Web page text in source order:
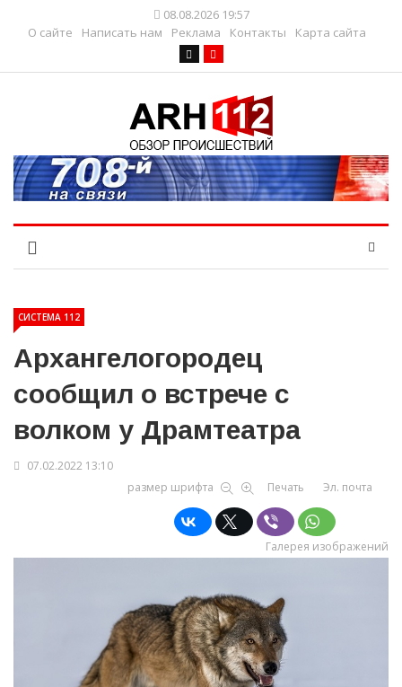
08.08.2026 19:57
О сайте
Написать нам Реклама Контакты Карта сайта
СИСТЕМА 112
Архангелогородец
сообщил о встрече с
волком у Драмтеатра
07.02.2022 13:10
размер шрифта
Печать Эл. почта
Галерея изображений